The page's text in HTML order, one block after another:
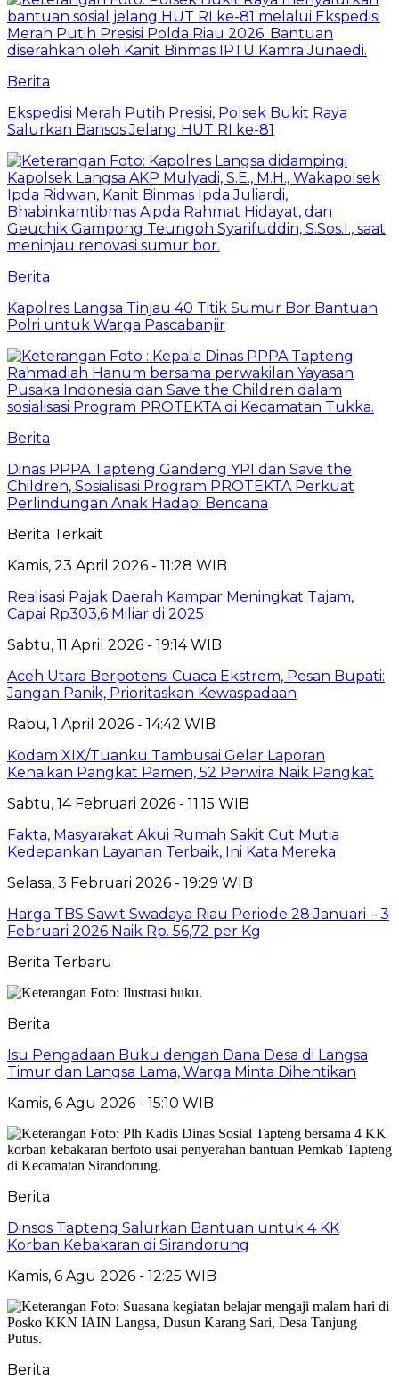
Berita
Ekspedisi Merah Putih Presisi, Polsek Bukit Raya
Salurkan Bansos Jelang HUT RI ke-81
Berita
Kapolres Langsa Tinjau 40 Titik Sumur Bor Bantuan
Polri untuk Warga Pascabanjir
Berita
Dinas PPPA Tapteng Gandeng YPI dan Save the
Children, Sosialisasi Program PROTEKTA Perkuat
Perlindungan Anak Hadapi Bencana
Berita Terkait
Kamis, 23 April 2026 - 11:28 WIB
Realisasi Pajak Daerah Kampar Meningkat Tajam,
Capai Rp303,6 Miliar di 2025
Sabtu, 11 April 2026 - 19:14 WIB
Aceh Utara Berpotensi Cuaca Ekstrem, Pesan Bupati:
Jangan Panik, Prioritaskan Kewaspadaan
Rabu, 1 April 2026 - 14:42 WIB
Kodam XIX/Tuanku Tambusai Gelar Laporan
Kenaikan Pangkat Pamen, 52 Perwira Naik Pangkat
Sabtu, 14 Februari 2026 - 11:15 WIB
Fakta, Masyarakat Akui Rumah Sakit Cut Mutia
Kedepankan Layanan Terbaik, Ini Kata Mereka
Selasa, 3 Februari 2026 - 19:29 WIB
Harga TBS Sawit Swadaya Riau Periode 28 Januari – 3
Februari 2026 Naik Rp. 56,72 per Kg
Berita Terbaru
Berita
Isu Pengadaan Buku dengan Dana Desa di Langsa
Timur dan Langsa Lama, Warga Minta Dihentikan
Kamis, 6 Agu 2026 - 15:10 WIB
Berita
Dinsos Tapteng Salurkan Bantuan untuk 4 KK
Korban Kebakaran di Sirandorung
Kamis, 6 Agu 2026 - 12:25 WIB
Berita